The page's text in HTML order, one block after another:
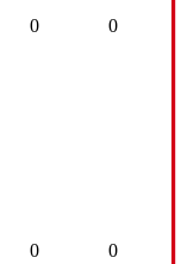
0 0
0 0